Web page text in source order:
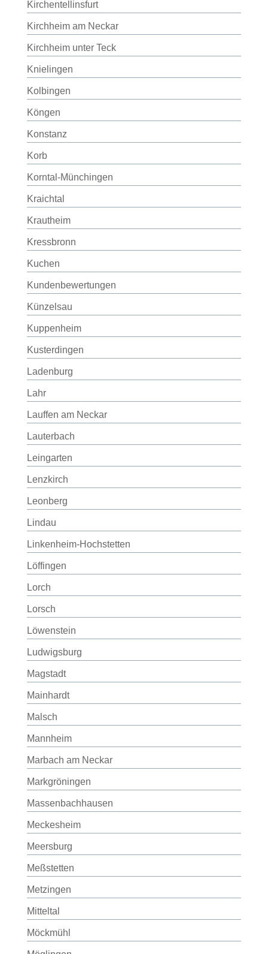
Kirchentellinsfurt
Kirchheim am Neckar
Kirchheim unter Teck
Knielingen
Kolbingen
Köngen
Konstanz
Korb
Korntal-Münchingen
Kraichtal
Krautheim
Kressbronn
Kuchen
Kundenbewertungen
Künzelsau
Kuppenheim
Kusterdingen
Ladenburg
Lahr
Lauffen am Neckar
Lauterbach
Leingarten
Lenzkirch
Leonberg
Lindau
Linkenheim-Hochstetten
Löffingen
Lorch
Lorsch
Löwenstein
Ludwigsburg
Magstadt
Mainhardt
Malsch
Mannheim
Marbach am Neckar
Markgröningen
Massenbachhausen
Meckesheim
Meersburg
Meßstetten
Metzingen
Mitteltal
Möckmühl